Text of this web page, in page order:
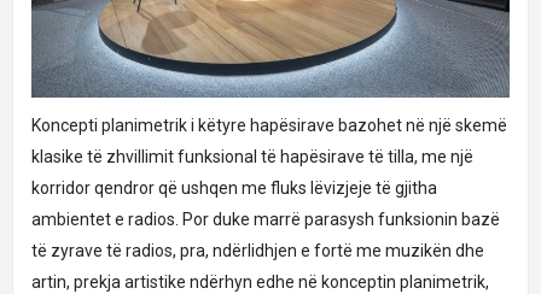
Koncepti planimetrik i këtyre hapësirave bazohet në një skemë
klasike të zhvillimit funksional të hapësirave të tilla, me një
korridor qendror që ushqen me fluks lëvizjeje të gjitha
ambientet e radios. Por duke marrë parasysh funksionin bazë
të zyrave të radios, pra, ndërlidhjen e fortë me muzikën dhe
artin, prekja artistike ndërhyn edhe në konceptin planimetrik,